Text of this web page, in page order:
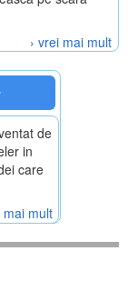
› vrei mai mult
de
in
care
mai mult